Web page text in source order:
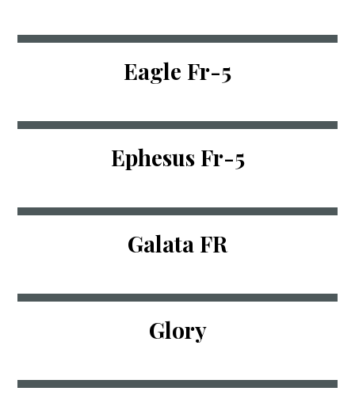
Eagle Fr-5
Ephesus Fr-5
Galata FR
Glory